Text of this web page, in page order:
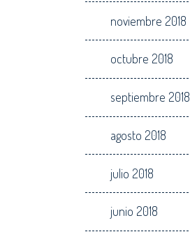
noviembre 2018
octubre 2018
septiembre 2018
agosto 2018
julio 2018
junio 2018